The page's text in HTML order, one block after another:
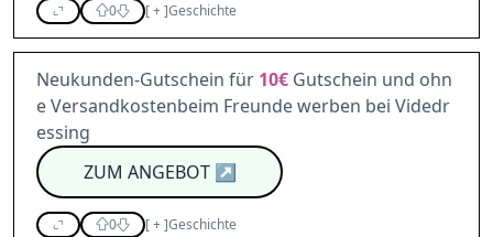
0 [+]Geschichte
Neukunden-Gutschein für 10€ Gutschein und ohn
e Versandkostenbeim Freunde werben bei Videdr
essing
ZUM ANGEBOT↗
0 [+]Geschichte